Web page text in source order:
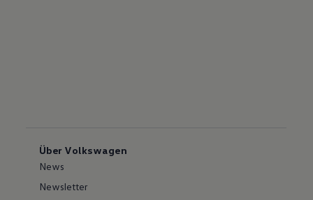
Über Volkswagen
News
Newsletter